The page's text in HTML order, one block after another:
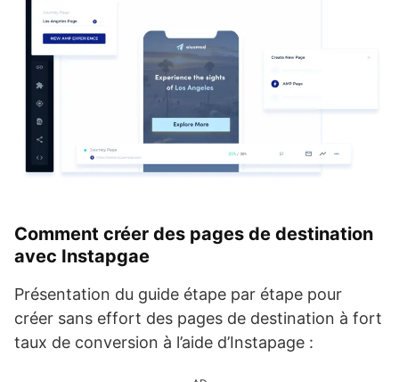
Comment créer des pages de destination
avec Instapgae
Présentation du guide étape par étape pour
créer sans effort des pages de destination à fort
taux de conversion à l’aide d’Instapage :